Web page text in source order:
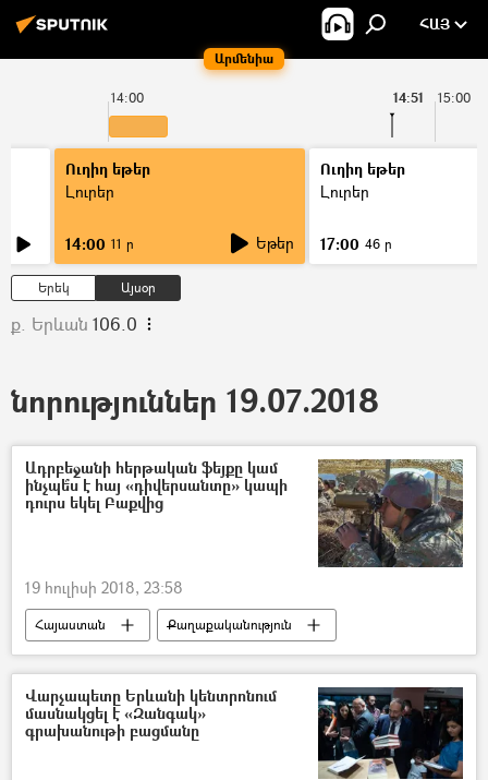
Արմենիա
ՀԱՅ
14:00 15:00
14:51
Ուղիղ եթեր
Լուրեր
14:00 11 ր Եթեր
Ուղիղ եթեր
Լուրեր
17:00 46 ր
Երեկ Այսօր
ք. Երևան 106.0
նորություններ 19.07.2018
Ադրբեջանի հերթական ֆեյքը կամ
ինչպե՞ս է հայ «դիվերսանտը» կապի
դուրս եկել Բաքվից
19 հուլիսի 2018, 23:58
Հայաստան
Քաղաքականություն
Արցախ
Ադրբեջան
Դավիթ Տոնոյան
Արծրուն Հովհաննիսյան
Վարչապետը Երևանի կենտրոնում
մասնակցել է «Զանգակ»
գրախանութի բացմանը